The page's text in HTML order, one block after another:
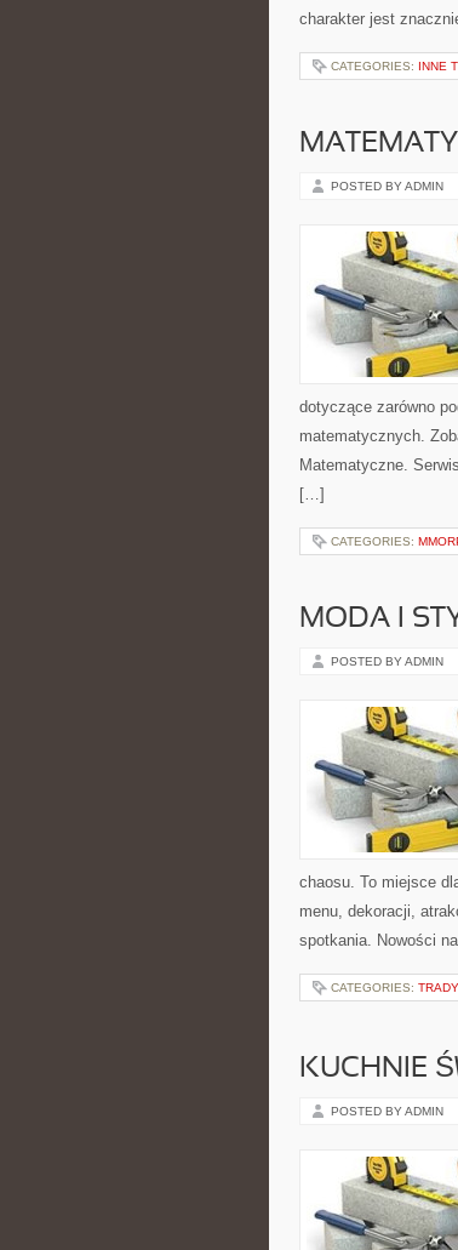
charakter jest
CATEGORIES: INNE
POSTED BY ADMIN
dotyczące zarówno
matematycznych.
Matematyczne.
[…]
CATEGORIES:
MODA I
POSTED BY ADMIN
chaosu. To miejsce
menu, dekoracji,
spotkania. Nowości
CATEGORIES:
KUCHNIE
POSTED BY ADMIN